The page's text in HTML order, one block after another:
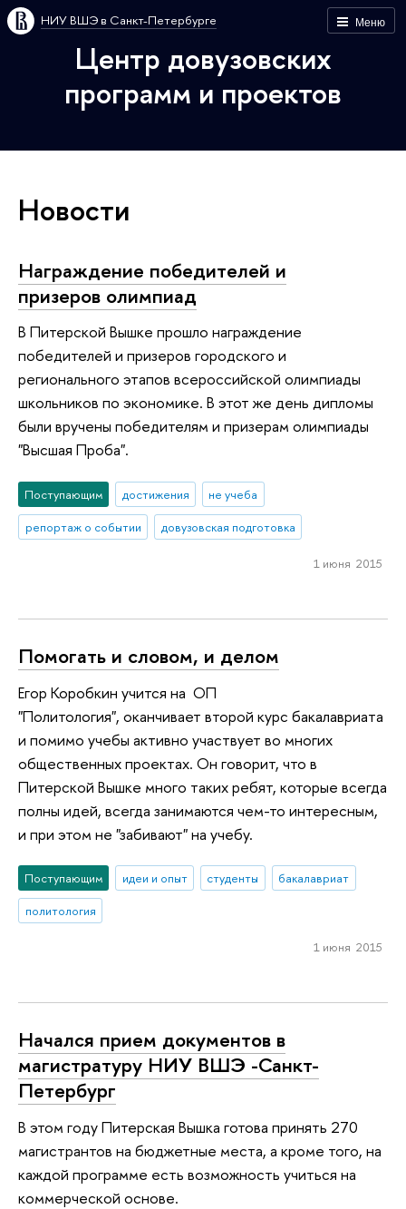
Меню
НИУ ВШЭ в Санкт-Петербурге
Центр довузовских
программ и проектов
Новости
Награждение победителей и
призеров олимпиад
В Питерской Вышке прошло награждение
победителей и призеров городского и
регионального этапов всероссийской олимпиады
школьников по экономике. В этот же день дипломы
были вручены победителям и призерам олимпиады
"Высшая Проба".
Поступающим достижения
не учеба
репортаж о событии
довузовская подготовка
1 июня 2015
Помогать и словом, и делом
Егор Коробкин учится на ОП
"Политология", оканчивает второй курс бакалавриата
и помимо учебы активно участвует во многих
общественных проектах. Он говорит, что в
Питерской Вышке много таких ребят, которые всегда
полны идей, всегда занимаются чем-то интересным,
и при этом не "забивают" на учебу.
Поступающим идеи и опыт студенты
бакалавриат
политология
1 июня 2015
Начался прием документов в
магистратуру НИУ ВШЭ -Санкт-
Петербург
В этом году Питерская Вышка готова принять 270
магистрантов на бюджетные места, а кроме того, на
каждой программе есть возможность учиться на
коммерческой основе.